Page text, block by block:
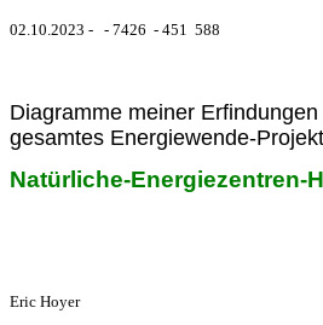
02.10.2023 - - 7426 - 451 588
Diagramme meiner
gesamtes Energiewende-Projekt
Natürliche-Energiezentren-
Eric Hoyer